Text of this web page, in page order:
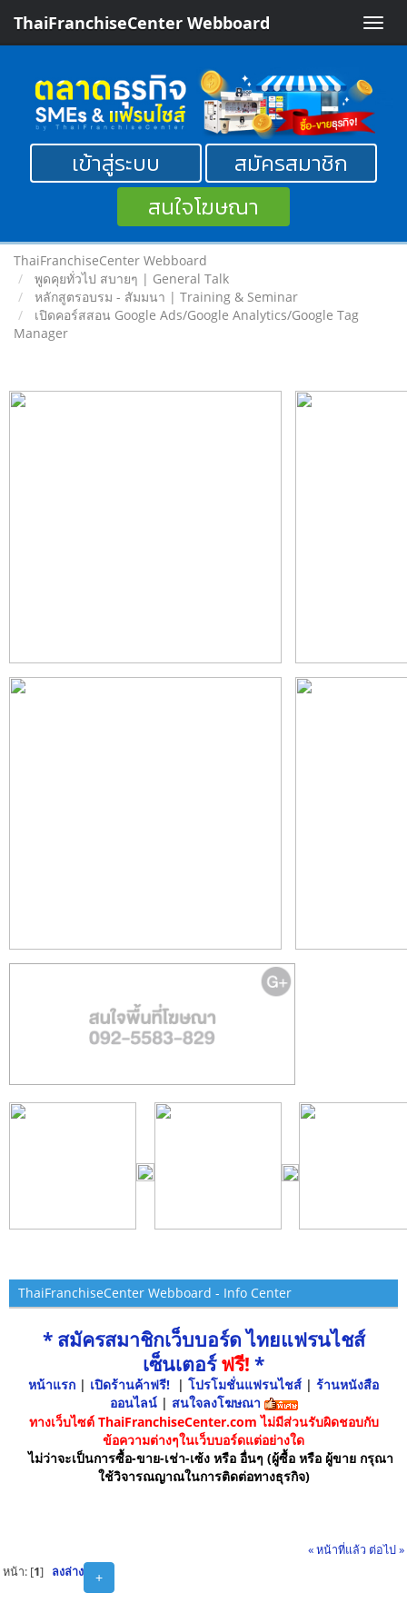
Toggle
ThaiFranchiseCenter Webboard
เข้าสู่ระบบ
สมัครสมาชิก
สนใจโฆษณา
ThaiFranchiseCenter Webboard
พูดคุยทั่วไป สบายๆ | General Talk
หลักสูตรอบรม - สัมมนา | Training & Seminar
เปิดคอร์สสอน Google Ads/Google Analytics/Google Tag
Manager
ThaiFranchiseCenter Webboard - Info Center
* สมัครสมาชิกเว็บบอร์ด ไทยแฟรนไชส์
เซ็นเตอร์ฟรี! *
หน้าแรก | เปิดร้านค้าฟรี! | โปรโมชั่นแฟรนไชส์ | ร้านหนังสือ
ออนไลน์ | สนใจลงโฆษณา
ทางเว็บไซต์ ThaiFranchiseCenter.com ไม่มีส่วนรับผิดชอบกับ
ข้อความต่างๆในเว็บบอร์ดแต่อย่างใด
ไม่ว่าจะเป็นการซื้อ-ขาย-เช่า-เซ้ง หรือ อื่นๆ (ผู้ซื้อ หรือ ผู้ขาย กรุณา
ใช้วิจารณญาณในการติดต่อทางธุรกิจ)
« หน้าที่แล้ว ต่อไป »
+
หน้า: [1] ลงล่าง